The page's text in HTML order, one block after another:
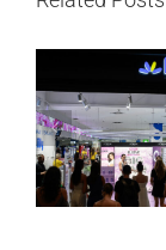
Lilly Drogerie i
Paris
Festivalu
predstavili
Lifter liniju i
30